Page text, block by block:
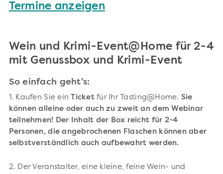
Termine anzeigen
Wein und Krimi-Event@Home für 2-4
mit Genussbox und Krimi-Event
So einfach geht's:
1. Kaufen Sie ein Ticketfür Ihr Tasting@Home. Sie
können alleine oder auch zu zweit an dem Webinar
teilnehmen! Der Inhalt der Box reicht für 2-4
Personen, die angebrochenen Flaschen können aber
selbstverständlich auch aufbewahrt werden.
2. Der Veranstalter, eine kleine, feine Wein- und